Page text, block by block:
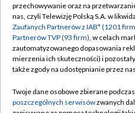
Abonament TVP
Emisja w TVP
Centrum informacji TVP
Naziemna Telewizja
Rada Programowa
Polityka
Moje
przechowywanie oraz na
nas, czyli Telewizję Polską S.A. w
Zaufanych Partnerów z IAB* (1201
Partnerów TVP (93 firm), w celach
zautomatyzowanego dopasowania
mierzenia ich skuteczności) i
także zgody na udostępnianie przez
Twoje dane osobowe zbierane
poszczególnych serwisówzwanych